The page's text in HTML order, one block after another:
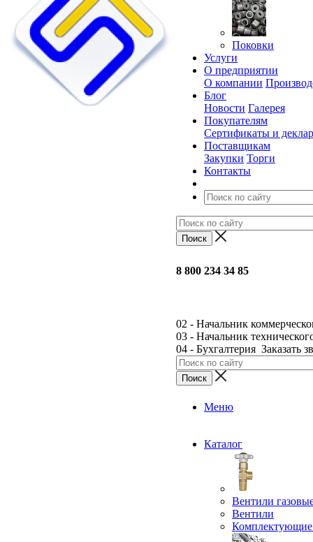
Поковки
Услуги
О предприятии
О компании
Блог
Новости Галерея
Покупателям
Сертификаты и
Поставщикам
Закупки Торги
Контакты
8 800 234 34 85
02 - Начальник
03 - Начальник
04 - Бухгалтерия Заказать
Меню
Каталог
Вентили
Вентили
Комплектующие